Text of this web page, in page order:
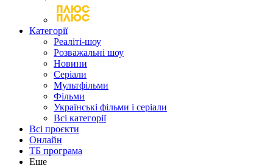
Категорії
Реаліті-шоу
Розважальні шоу
Новини
Серіали
Мультфільми
Фільми
Українські фільми і серіали
Всі категорії
Всі проєкти
Онлайн
ТБ програма
Еще